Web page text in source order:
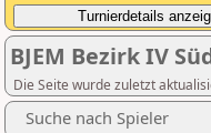
BJEM Bezirk IV
Die Seite wurde zuletzt
Suche nach Spieler